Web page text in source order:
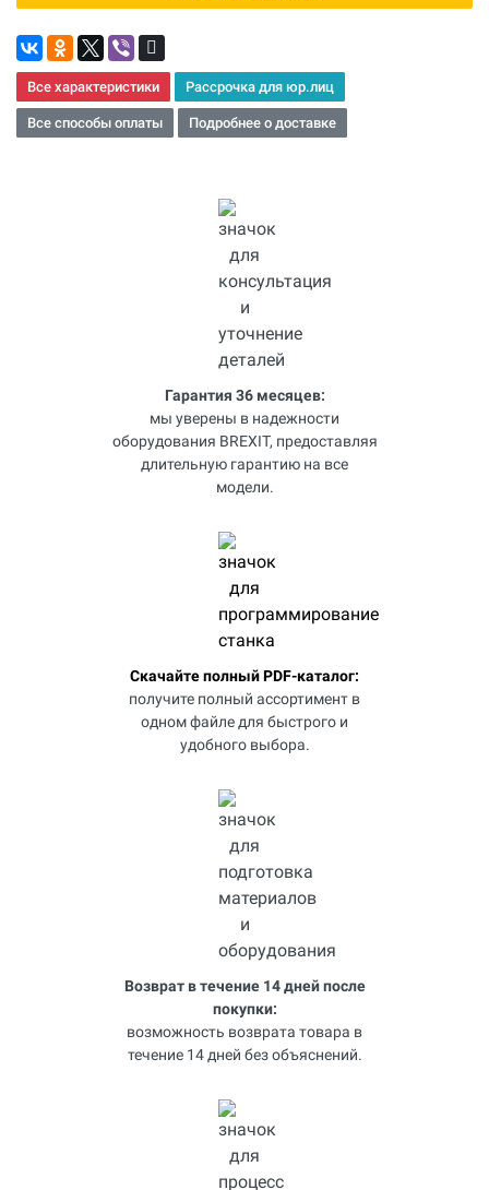
Все характеристики Рассрочка для юр.лиц
Все способы оплаты Подробнее о доставке
Гарантия 36 месяцев:
мы уверены в надежности
оборудования BREXIT, предоставляя
длительную гарантию на все
модели.
Скачайте полный PDF-каталог:
получите полный ассортимент в
одном файле для быстрого и
удобного выбора.
Возврат в течение 14 дней после
покупки:
возможность возврата товара в
течение 14 дней без объяснений.